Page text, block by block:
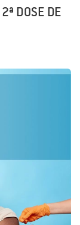
DOSE DE